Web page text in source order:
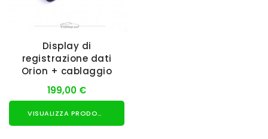
Display di
registrazione dati
Orion + cablaggio
199,00 €
VISUALIZZA PRODOTTO